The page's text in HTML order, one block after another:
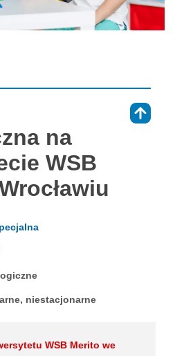
na
WSB
nie­sta­cjo­nar­ne
WSB Merito we